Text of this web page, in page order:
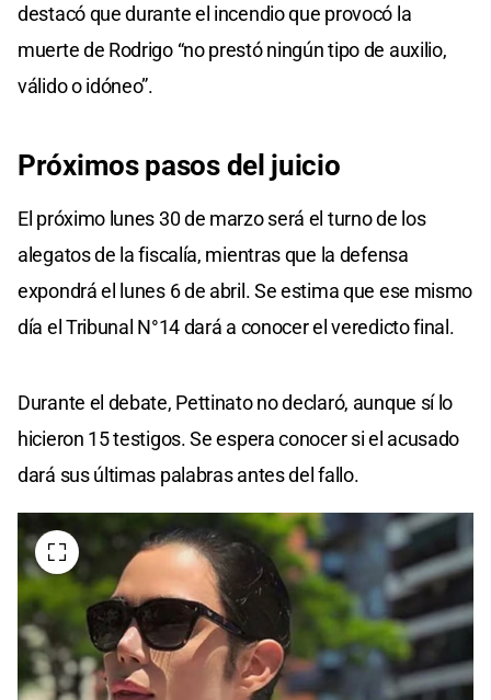
destacó que durante el incendio que provocó la
muerte de Rodrigo “no prestó ningún tipo de auxilio,
válido o idóneo”.
Próximos pasos del juicio
El próximo lunes 30 de marzo será el turno de los
alegatos de la fiscalía, mientras que la defensa
expondrá el lunes 6 de abril. Se estima que ese mismo
día el Tribunal N°14 dará a conocer el veredicto final.
Durante el debate, Pettinato no declaró, aunque sí lo
hicieron 15 testigos. Se espera conocer si el acusado
dará sus últimas palabras antes del fallo.